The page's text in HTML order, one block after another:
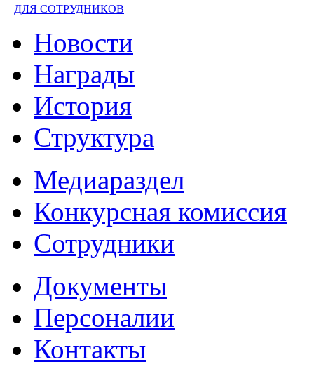
ДЛЯ СОТРУДНИКОВ
Новости
Награды
История
Структура
Медиараздел
Конкурсная комиссия
Сотрудники
Документы
Персоналии
Контакты